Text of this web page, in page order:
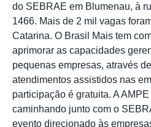
do SEBRAE em Blumenau, à
1466. Mais de 2 mil vagas
Catarina. O Brasil Mais tem
aprimorar as capacidades
pequenas empresas, através
atendimentos assistidos nas
participação é gratuita. A
caminhando junto com o
evento direcionado às